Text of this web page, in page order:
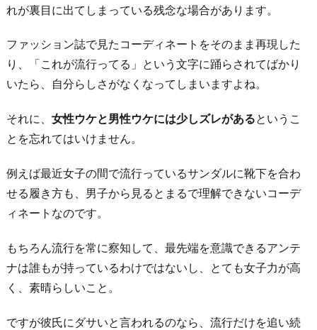
れが裏目に出てしまっている残念な場合があります。
ファッション誌で見たコーディネートをそのまま再現した
り、「これが流行ってる」という文字に踊らされてばかり
いたら、自分らしさがなくなってしまいますよね。
それに、 女性ウケと男性ウケには少しズレがあるというこ
とを忘れてはいけません。
例えば最近女子の間で流行っているサンダルに靴下を合わ
せる履き方も、男子から見るとまるで理解できないコーデ
ィネートなのです。
もちろん流行を常に察知して、最先端を意識できるアンテ
ナは誰もが持っているわけではないし、とても女子力が高
く、素晴らしいこと。
ですが彼氏にダサいと言われるのなら、流行だけを追い続